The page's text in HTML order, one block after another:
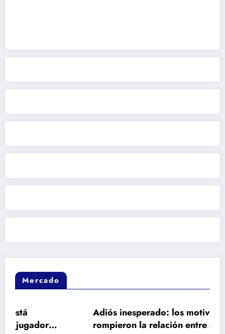
Mercado
Adiós inesperado: los motivos de fondo
rompieron la relación entre el Barça y